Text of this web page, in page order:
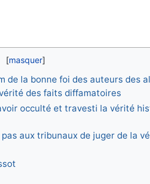
de la bonne foi des auteurs des
des faits diffamatoires
occulté et travesti la vérité
aux tribunaux de juger de la